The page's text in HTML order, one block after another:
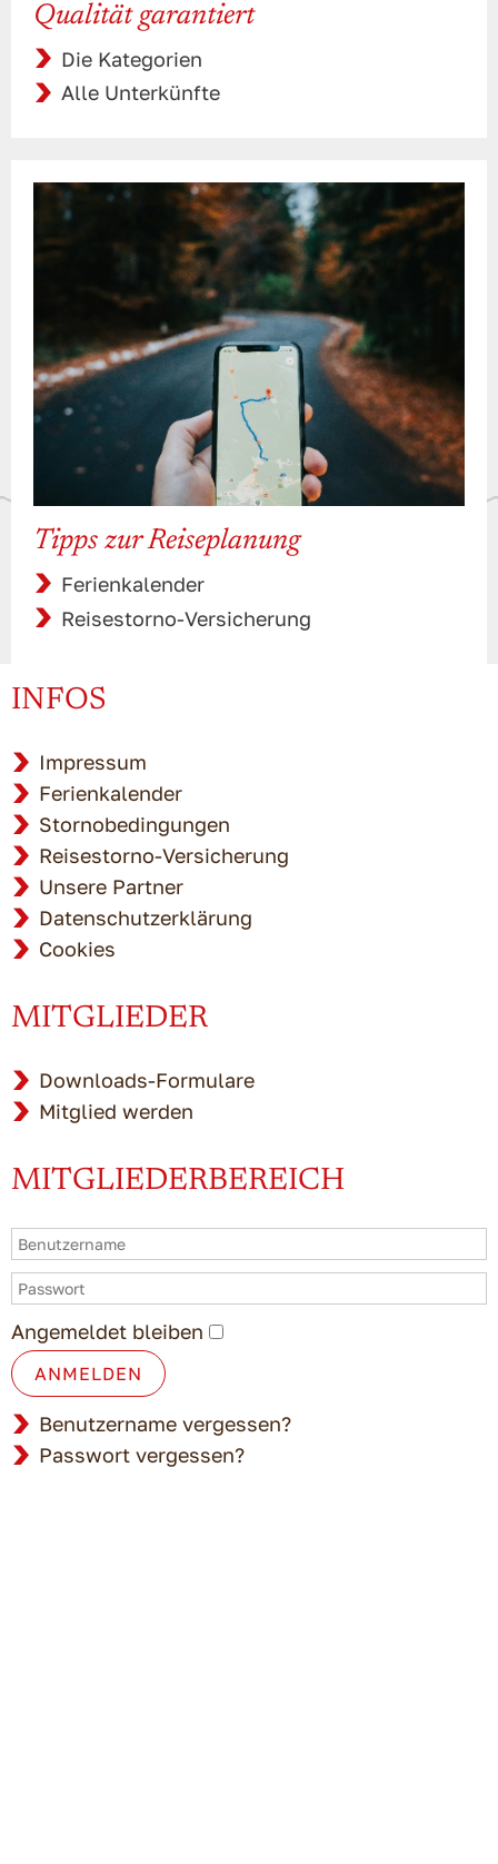
Qualität garantiert
Die Kategorien
Alle Unterkünfte
Tipps zur Reiseplanung
Ferienkalender
Reisestorno-Versicherung
INFOS
Impressum
Ferienkalender
Stornobedingungen
Reisestorno-Versicherung
Unsere Partner
Datenschutzerklärung
Cookies
MITGLIEDER
Downloads-Formulare
Mitglied werden
MITGLIEDERBEREICH
Angemeldet bleiben
ANMELDEN
Benutzername vergessen?
Passwort vergessen?